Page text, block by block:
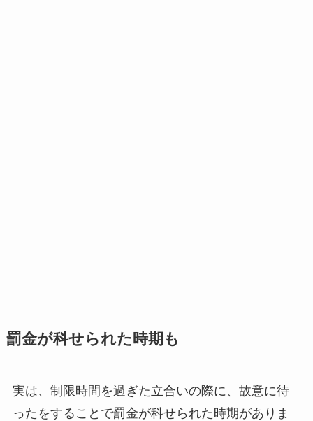
罰金が科せられた時期も
実は、制限時間を過ぎた立合いの際に、故意に待
ったをすることで罰金が科せられた時期がありま